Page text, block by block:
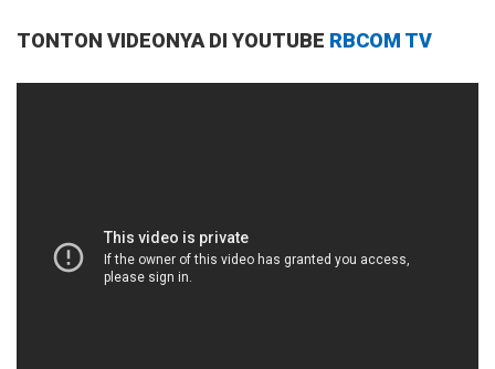
TONTON VIDEONYA DI YOUTUBE RBCOM TV